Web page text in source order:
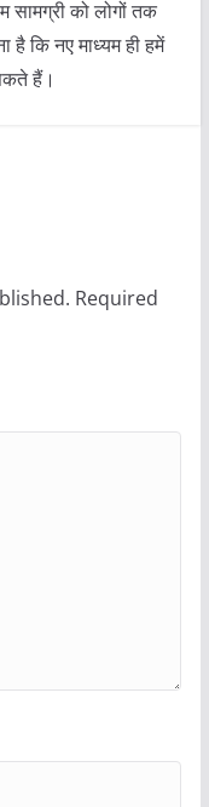
को लोगों तक
कि नए माध्यम ही हमें
हैं।
Required